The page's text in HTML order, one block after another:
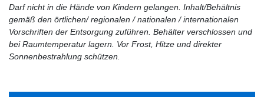
Darf nicht in die Hände von Kindern gelangen. Inhalt/Behältnis
gemäß den örtlichen/ regionalen / nationalen / internationalen
Vorschriften der Entsorgung zuführen. Behälter verschlossen und
bei Raumtemperatur lagern. Vor Frost, Hitze und direkter
Sonnenbestrahlung schützen.